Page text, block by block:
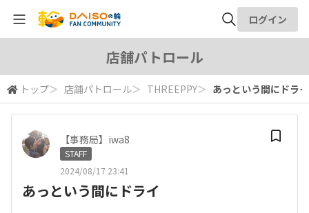
検索
ログイン
店舗パトロール
トップ＞ 店舗パトロール＞ THREEPPY＞ あっという間にドライ
【事務局】iwa8
STAFF
2024/08/17 23:41
あっという間にドライ